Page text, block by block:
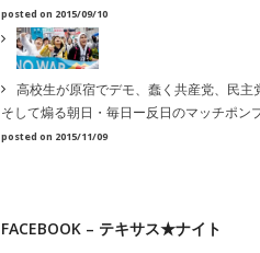
posted on 2015/09/10
高校生が原宿でデモ、蠢く共産党、民主
そして煽る朝日・毎日ー反日のマッチポン
posted on 2015/11/09
FACEBOOK – テキサス★ナイト